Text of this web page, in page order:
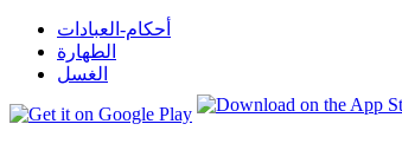
أحكام-العبادات
الطهارة
الغسل